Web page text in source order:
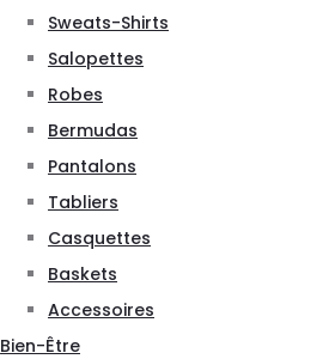
Sweats-Shirts
Salopettes
Robes
Bermudas
Pantalons
Tabliers
Casquettes
Baskets
Accessoires
Bien-Être